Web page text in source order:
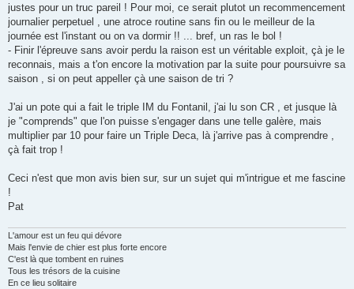
justes pour un truc pareil ! Pour moi, ce serait plutot un recommencement
journalier perpetuel , une atroce routine sans fin ou le meilleur de la
journée est l'instant ou on va dormir !! ... bref, un ras le bol !
- Finir l'épreuve sans avoir perdu la raison est un véritable exploit, çà je le
reconnais, mais a t'on encore la motivation par la suite pour poursuivre sa
saison , si on peut appeller çà une saison de tri ?
J'ai un pote qui a fait le triple IM du Fontanil, j'ai lu son CR , et jusque là
je "comprends" que l'on puisse s'engager dans une telle galère, mais
multiplier par 10 pour faire un Triple Deca, là j'arrive pas à comprendre ,
çà fait trop !
Ceci n'est que mon avis bien sur, sur un sujet qui m'intrigue et me fascine
!
Pat
L'amour est un feu qui dévore
Mais l'envie de chier est plus forte encore
C'est là que tombent en ruines
Tous les trésors de la cuisine
En ce lieu solitaire